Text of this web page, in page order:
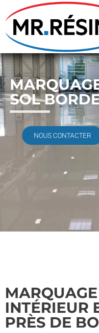
SOL
NOUS CONTACTER
INTÉRIEUR
PRÈS DE